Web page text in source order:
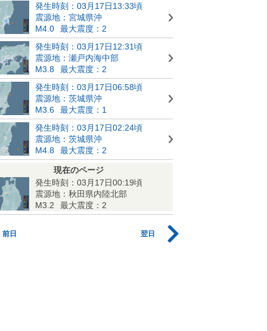
発生時刻：03月17日13:33頃
震源地：宮城県沖
M4.0
最大震度：2
発生時刻：03月17日12:31頃
震源地：瀬戸内海中部
M3.8
最大震度：2
発生時刻：03月17日06:58頃
震源地：茨城県沖
M3.6
最大震度：1
発生時刻：03月17日02:24頃
震源地：茨城県沖
M4.8
最大震度：2
現在のページ
発生時刻：03月17日00:19頃
震源地：秋田県内陸北部
M3.2
最大震度：2
前日 翌日